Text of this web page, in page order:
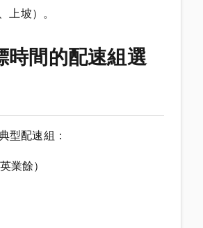
上坡）。
時間的配速組選
型配速組：
業餘）